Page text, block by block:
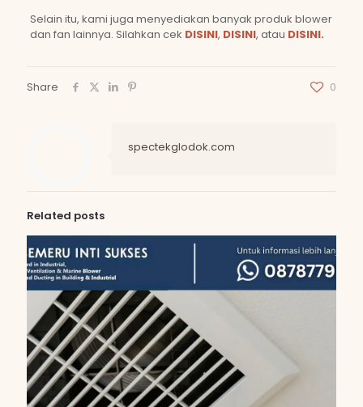
Selain itu, kami juga menyediakan banyak produk blower
dan fan lainnya. Silahkan cek DISINI, DISINI, atau DISINI.
Share 0
spectekglodok.com
Related posts